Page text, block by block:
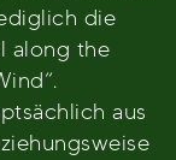
die
along the
aus